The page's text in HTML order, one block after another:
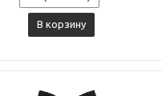
В корзину